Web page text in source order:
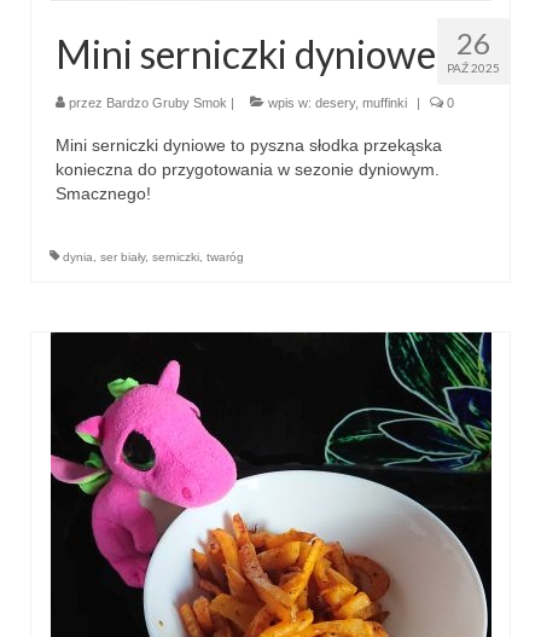
26
PAŹ 2025
Mini serniczki dyniowe
przez Bardzo Gruby Smok wpis w: desery, muffinki 0
Mini serniczki dyniowe to pyszna słodka przekąska
konieczna do przygotowania w sezonie dyniowym.
Smacznego!
dynia, ser biały, serniczki, twaróg